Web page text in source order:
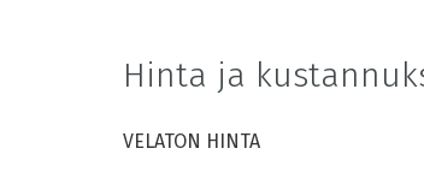
Hinta ja
VELATON HINTA